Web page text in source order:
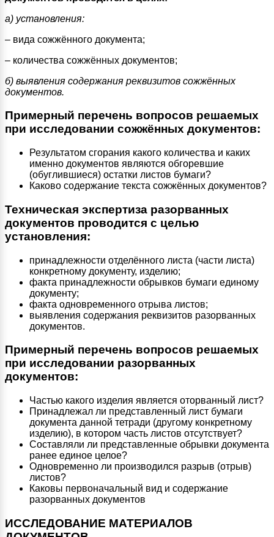
а) установления:
– вида сожжённого документа;
– количества сожжённых документов;
б) выявления содержания реквизитов сожжённых
документов.
Примерный перечень вопросов решаемых
при исследовании сожжённых документов:
Результатом сгорания какого количества и каких
именно документов являются обгоревшие
(обуглившиеся) остатки листов бумаги?
Каково содержание текста сожжённых документов?
Техническая экспертиза разорванных
документов проводится с целью
установления:
принадлежности отделённого листа (части листа)
конкретному документу, изделию;
факта принадлежности обрывков бумаги единому
документу;
факта одновременного отрыва листов;
выявления содержания реквизитов разорванных
документов.
Примерный перечень вопросов решаемых
при исследовании разорванных
документов:
Частью какого изделия является оторванный лист?
Принадлежал ли представленный лист бумаги
документа данной тетради (другому конкретному
изделию), в котором часть листов отсутствует?
Составляли ли представленные обрывки документа
ранее единое целое?
Одновременно ли производился разрыв (отрыв)
листов?
Каковы первоначальный вид и содержание
разорванных документов
ИССЛЕДОВАНИЕ МАТЕРИАЛОВ